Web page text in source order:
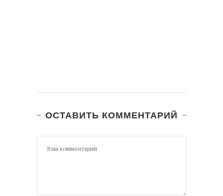
ОСТАВИТЬ КОММЕНТАРИЙ